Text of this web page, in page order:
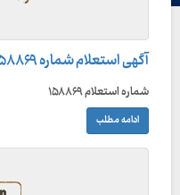
آگهی استعلام شماره ۱۵۸۸۶۹ خرید گریس کندت
شماره استعلام ۱۵۸۸۶۹
ادامه مطلب